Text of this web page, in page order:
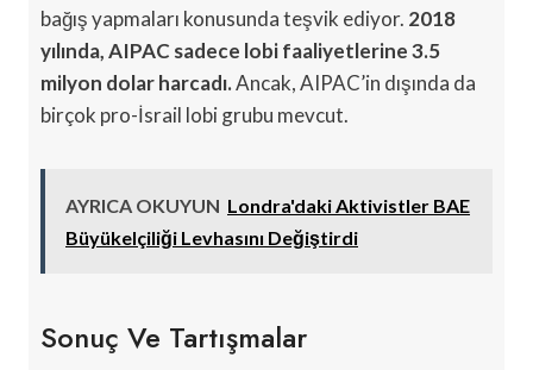
bağış yapmaları konusunda teşvik ediyor. 2018
yılında, AIPAC sadece lobi faaliyetlerine 3.5
milyon dolar harcadı.Ancak, AIPAC’in dışında da
birçok pro-İsrail lobi grubu mevcut.
AYRICA OKUYUN Londra'daki Aktivistler BAE
Büyükelçiliği Levhasını Değiştirdi
Sonuç Ve Tartışmalar